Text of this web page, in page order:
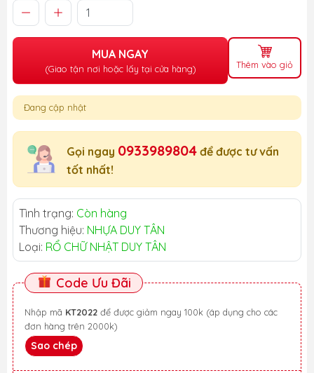
MUA NGAY
(Giao tận nơi hoặc lấy tại cửa hàng) Thêm vào giỏ
Đang cập nhật
Gọi ngay 0933989804 để được tư vấn
tốt nhất!
Tình trạng: Còn hàng
Thương hiệu: NHỰA DUY TÂN
Loại: RỔ CHỮ NHẬT DUY TÂN
Code Ưu Đãi
Nhập mã KT2022
đơn hàng trên 2000k)
Sao chép